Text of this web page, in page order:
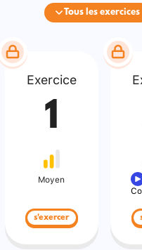
Tous les exercices
Exercice
1
Moyen
s'exercer